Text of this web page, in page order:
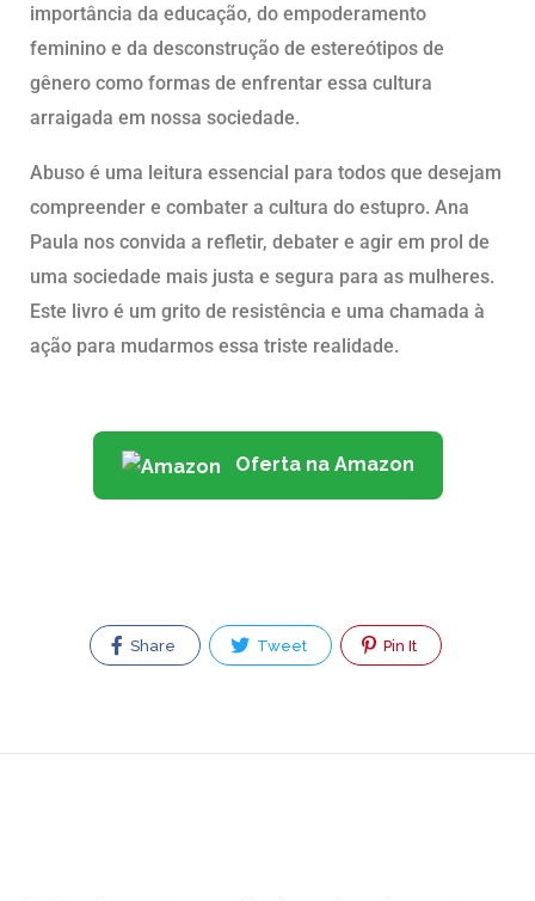
importância da educação, do empoderamento
feminino e da desconstrução de estereótipos de
gênero como formas de enfrentar essa cultura
arraigada em nossa sociedade.
Abuso é uma leitura essencial para todos que desejam
compreender e combater a cultura do estupro. Ana
Paula nos convida a refletir, debater e agir em prol de
uma sociedade mais justa e segura para as mulheres.
Este livro é um grito de resistência e uma chamada à
ação para mudarmos essa triste realidade.
Oferta na Amazon
Share Tweet Pin It